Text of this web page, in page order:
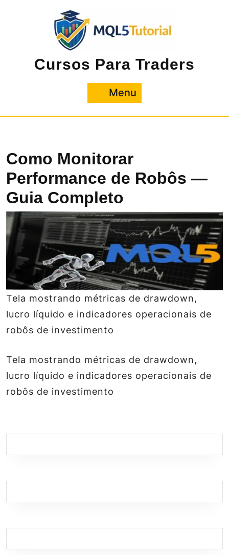
Cursos Para Traders
Menu
Como Monitorar
Performance de Robôs —
Guia Completo
Tela mostrando métricas de drawdown,
lucro líquido e indicadores operacionais de
robôs de investimento
Tela mostrando métricas de drawdown,
lucro líquido e indicadores operacionais de
robôs de investimento